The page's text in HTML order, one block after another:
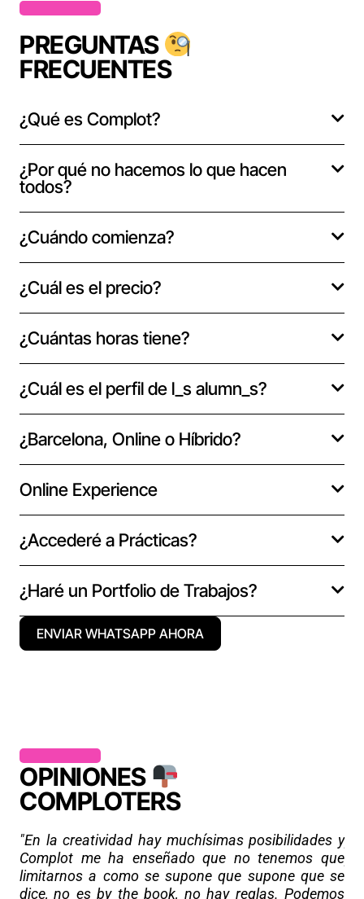
PREGUNTAS
FRECUENTES
¿Qué es Complot?
¿Por qué no hacemos lo que hacen
todos?
¿Cuándo comienza?
¿Cuál es el precio?
¿Cuántas horas tiene?
¿Cuál es el perfil de l_s alumn_s?
¿Barcelona, Online o Híbrido?
Online Experience
¿Accederé a Prácticas?
¿Haré un Portfolio de Trabajos?
ENVIAR WHATSAPP AHORA
OPINIONES
COMPLOTERS
"En la creatividad hay muchísimas posibilidades y
Complot me ha enseñado que no tenemos que
limitarnos a como se supone que supone que se
dice, no es by the book, no hay reglas. Podemos